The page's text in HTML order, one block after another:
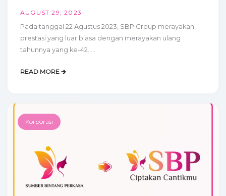
AUGUST 29, 2023
Pada tanggal 22 Agustus 2023, SBP Group merayakan
prestasi yang luar biasa dengan merayakan ulang
tahunnya yang ke-42. ...
READ MORE 🡲
Korporasi